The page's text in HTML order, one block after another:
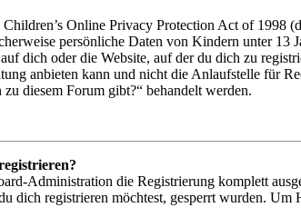
Online Privacy Protection Act of 1998
persönliche Daten von Kindern unter 13
dich oder die Website, auf der du dich zu
anbieten kann und nicht die Anlaufstelle für
diesem Forum gibt?“ behandelt werden.
Administration die Registrierung komplett
dich registrieren möchtest, gesperrt wurden.